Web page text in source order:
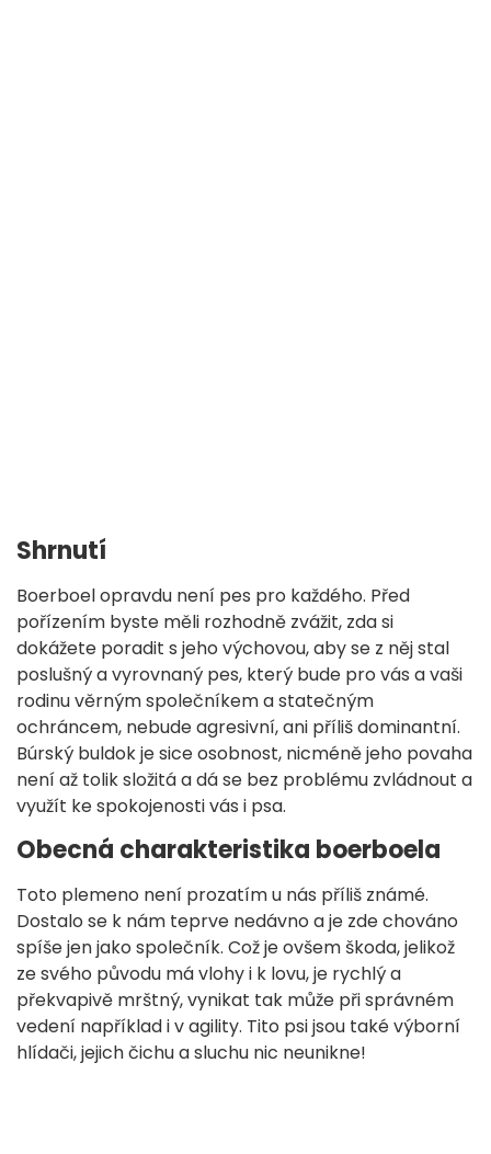
Shrnutí
Boerboel opravdu není pes pro každého. Před
pořízením byste měli rozhodně zvážit, zda si
dokážete poradit s jeho výchovou, aby se z něj stal
poslušný a vyrovnaný pes, který bude pro vás a vaši
rodinu věrným společníkem a statečným
ochráncem, nebude agresivní, ani příliš dominantní.
Búrský buldok je sice osobnost, nicméně jeho povaha
není až tolik složitá a dá se bez problému zvládnout a
využít ke spokojenosti vás i psa.
Obecná charakteristika boerboela
Toto plemeno není prozatím u nás příliš známé.
Dostalo se k nám teprve nedávno a je zde chováno
spíše jen jako společník. Což je ovšem škoda, jelikož
ze svého původu má vlohy i k lovu, je rychlý a
překvapivě mrštný, vynikat tak může při správném
vedení například i v agility. Tito psi jsou také výborní
hlídači, jejich čichu a sluchu nic neunikne!